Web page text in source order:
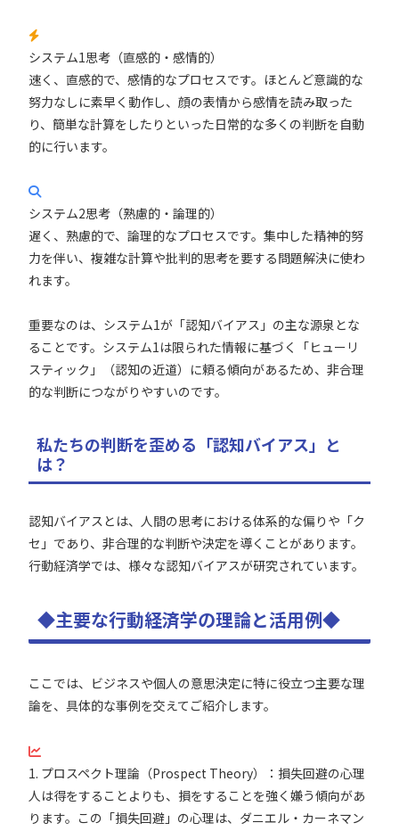
システム1思考（直感的・感情的）
速く、直感的で、感情的なプロセスです。ほとんど意識的な
努力なしに素早く動作し、顔の表情から感情を読み取った
り、簡単な計算をしたりといった日常的な多くの判断を自動
的に行います。
システム2思考（熟慮的・論理的）
遅く、熟慮的で、論理的なプロセスです。集中した精神的努
力を伴い、複雑な計算や批判的思考を要する問題解決に使わ
れます。
重要なのは、システム1が 「認知バイアス」の主な源泉とな
ることです。システム1は限られた情報に基づく「ヒューリ
スティック」（認知の近道）に頼る傾向があるため、非合理
的な判断につながりやすいのです。
私たちの判断を歪める「認知バイアス」と
は？
認知バイアスとは、人間の思考における体系的な偏りや「ク
セ」であり、非合理的な判断や決定を導くことがあります。
行動経済学では、様々な認知バイアスが研究されています。
◆主要な行動経済学の理論と活用例◆
ここでは、ビジネスや個人の意思決定に特に役立つ主要な理
論を、具体的な事例を交えてご紹介します。
1. プロスペクト理論（Prospect Theory）：損失回避の心理
人は得をすることよりも、損をすることを強く嫌う傾向があ
ります。この「損失回避」の心理は、ダニエル・カーネマン